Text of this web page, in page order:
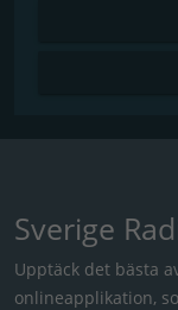
Sverige
Upptäck det bästa
onlineapplikation,